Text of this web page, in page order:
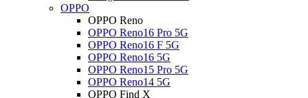
OPPO
OPPO Reno
OPPO Reno16 Pro 5G
OPPO Reno16 F 5G
OPPO Reno16 5G
OPPO Reno15 Pro 5G
OPPO Reno14 5G
OPPO Find X